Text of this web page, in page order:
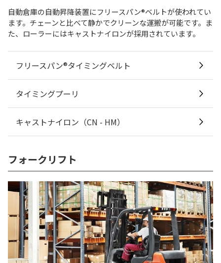
自動倉庫の自動昇降装置にフリースパン®ベルトが使われてい
ます。チェーンと比べて静かでクリーンな運搬が可能です。ま
た、ローラーにはキャストナイロンが採用されています。
フリースパン®タイミングベルト
タイミングプーリ
キャストナイロン（CN - HM）
フォークリフト